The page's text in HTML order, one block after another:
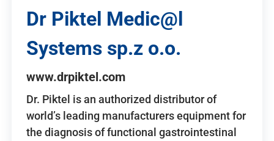
Dr Piktel Medic@l
Systems sp.z o.o.
www.drpiktel.com
Dr. Piktel is an authorized distributor of
world’s leading manufacturers equipment for
the diagnosis of functional gastrointestinal